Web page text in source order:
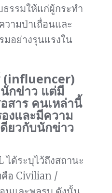
รรมให้แก่ผู้กระทำ
วามป่าเถื่อนและ
อย่างรุนแรงใน
(influencer)
กข่าว แต่มี
สาร คนเหล่านี้
งและมีความ
ยวกับนักข่าว
ได้ระบุไว้ถึงสถานะ
คือ Civilian /